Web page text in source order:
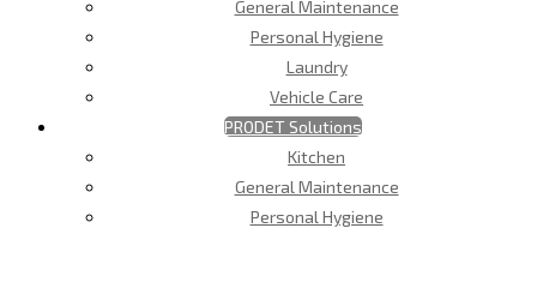
General Maintenance
Personal Hygiene
Laundry
Vehicle Care
PRODET Solutions
Kitchen
General Maintenance
Personal Hygiene